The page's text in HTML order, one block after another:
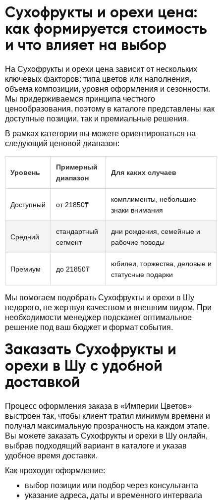
Сухофрукты и орехи цена:
как формируется стоимость
и что влияет на выбор
На Сухофрукты и орехи цена зависит от нескольких
ключевых факторов: типа цветов или наполнения,
объема композиции, уровня оформления и сезонности.
Мы придерживаемся принципа честного
ценообразования, поэтому в каталоге представлены как
доступные позиции, так и премиальные решения.
В рамках категории вы можете ориентироваться на
следующий ценовой диапазон:
Уровень
Примерный
диапазон
Для каких случаев
Доступный от 21850₸
комплименты, небольшие
знаки внимания
Средний
стандартный
сегмент
дни рождения, семейные и
рабочие поводы
Премиум до 21850₸
юбилеи, торжества, деловые и
статусные подарки
Мы помогаем подобрать Сухофрукты и орехи в Шу
недорого, не жертвуя качеством и внешним видом. При
необходимости менеджер подскажет оптимальное
решение под ваш бюджет и формат события.
Заказать Сухофрукты и
орехи в Шу с удобной
доставкой
Процесс оформления заказа в «Империи Цветов»
выстроен так, чтобы клиент тратил минимум времени и
получал максимальную прозрачность на каждом этапе.
Вы можете заказать Сухофрукты и орехи в Шу онлайн,
выбрав подходящий вариант в каталоге и указав
удобное время доставки.
Как проходит оформление:
выбор позиции или подбор через консультанта
указание адреса, даты и временного интервала